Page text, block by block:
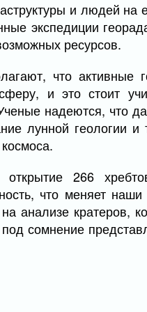
и людей на
экспедиции
ресурсов.
что активные
и это стоит
надеются, что
лунной геологии и
266
что меняет
анализе кратеров,
сомнение